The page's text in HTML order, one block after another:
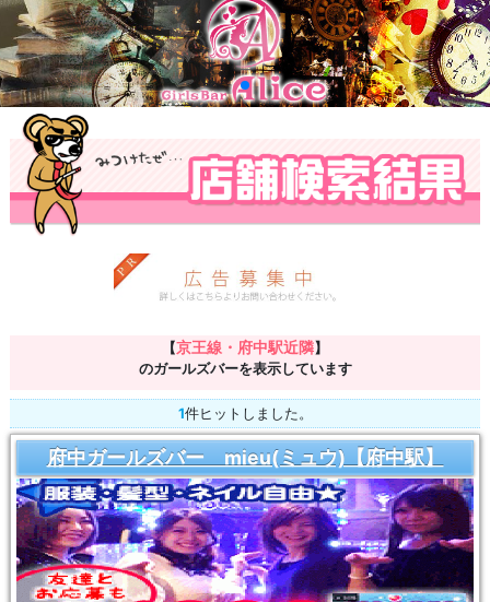
【京王線・府中駅近隣】
のガールズバーを表示しています
1件ヒットしました。
府中ガールズバー mieu(ミュウ)【府中駅】